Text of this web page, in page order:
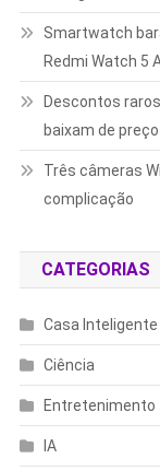
Smartwatch
Redmi Watch 5
Descontos
baixam de
Três câmeras
complicação
CATEGORIAS
Casa Inteligente
Ciência
Entretenimento
IA